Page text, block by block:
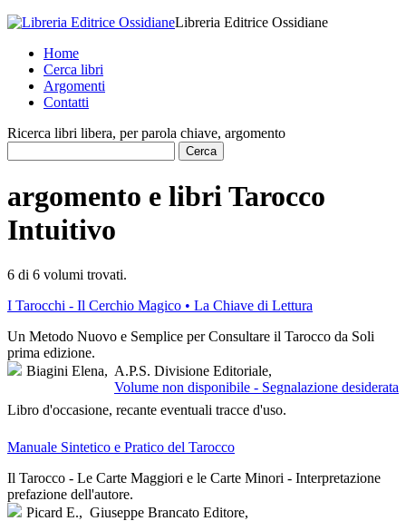
Libreria Editrice Ossidiane
Home
Cerca libri
Argomenti
Contatti
Ricerca libri libera, per parola chiave, argomento
argomento e libri Tarocco
Intuitivo
6 di 6 volumi trovati.
I Tarocchi - Il Cerchio Magico • La Chiave di Lettura
Un Metodo Nuovo e Semplice per Consultare il Tarocco da Soli
prima edizione.
Biagini Elena, A.P.S. Divisione Editoriale,
Volume non disponibile - Segnalazione desiderata
Libro d'occasione, recante eventuali tracce d'uso.
Manuale Sintetico e Pratico del Tarocco
Il Tarocco - Le Carte Maggiori e le Carte Minori - Interpretazione
prefazione dell'autore.
Picard E., Giuseppe Brancato Editore,